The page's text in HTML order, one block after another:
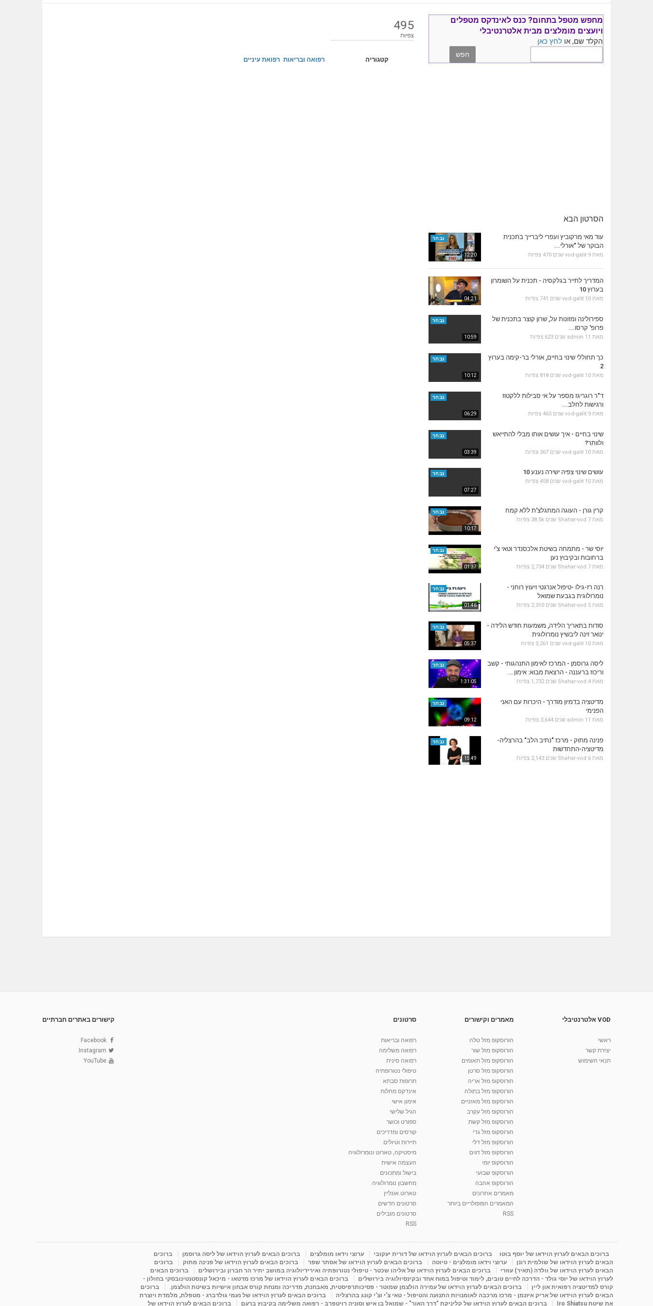
495
צפיות
קטגוריה רפואה ובריאות רפואת עיניים
מחפש מטפל בתחום? כנס לאינדקס מטפלים
ויועצים מומלצים מבית אלטרנטיבלי
הקלד שם, או לחץ כאן
הסרטון הבא
12:20
נבחר
עוד מאי מרקוביץ ועפרי ליברייך בתכנית
הבוקר של "אורלי...
מאת vod-galit 9 שנים 470 צפיות
04:21
המדריך לתייר בגלקסיה - תכנית על השומרון
בערוץ 10
מאת vod-galit 10 שנים 741 צפיות
10:59
נבחר
ספירולינה ומזונות על, שרון קוצר בתכנית של
פרופ' קרסו...
מאת admin 11 שנים 623 צפיות
10:12
נבחר
כך תחוללי שינוי בחיים, אורלי בר-קימה בערוץ
2
מאת vod-galit 10 שנים 818 צפיות
06:29
נבחר
ד"ר רוגריגז מספר על אי סבילות ללקטוז
ורגישות לחלב...
מאת vod-galit 9 שנים 465 צפיות
03:39
נבחר
שינוי בחיים - איך עושים אותו מבלי להתייאש
ולוותר?
מאת vod-galit 10 שנים 367 צפיות
07:27
נבחר עושים שינוי צפיה ישירה נענע 10
מאת vod-galit 10 שנים 458 צפיות
10:17
נבחר קרין גורן - העוגה המתגלצ’ת ללא קמח
מאת Shahar-vod 7 שנים 38.5k צפיות
01:37
נבחר
יוסי שר - מתמחה בשיטת אלכסנדר וטאי צ'י
ברחובות ובקיבוץ נען
מאת Shahar-vod 7 שנים 2,734 צפיות
01:46
נבחר
רנה רז-גילו -טיפול אנרגטי ויעוץ רוחני -
נומרולוגית בגבעת שמואל
מאת Shahar-vod 5 שנים 2,310 צפיות
05:37
נבחר
סודות בתאריך הלידה, משמעות חודש הלידה -
ינואר זינה ליבשיץ נומרולוגית
מאת vod-galit 10 שנים 3,261 צפיות
1:31:05
נבחר
ליסה גרוסמן - המרכז לאימון התנהגותי - קשב
וריכוז ברעננה - הרצאת מבוא: אימון...
מאת Shahar-vod 4 שנים 1,732 צפיות
09:12
נבחר
מדיטציה בדמיון מודרך - היכרות עם האני
הפנימי
מאת admin 11 שנים 3,644 צפיות
15:49
נבחר
פנינה מתוק - מרכז "נתיב הלב" בהרצליה-
מדיטציה-התחדשות
מאת Shahar-vod 6 שנים 2,143 צפיות
VOD אלטרנטיבלי
ראשי
יצירת קשר
תנאי השימוש
מאמרים וקישורים
הורוסקופ מזל טלה
הורוסקופ מזל שור
הורוסקופ מזל תאומים
הורוסקופ מזל סרטן
הורוסקופ מזל אריה
הורוסקופ מזל בתולה
הורוסקופ מזל מאזניים
הורוסקופ מזל עקרב
הורוסקופ מזל קשת
הורוסקופ מזל גדי
הורוסקופ מזל דלי
הורוסקופ מזל דגים
הורוסקופ יומי
הורוסקופ שבועי
הורוסקופ אהבה
מאמרים אחרונים
המאמרים הפופולריים ביותר
RSS
סרטונים
רפואה ובריאות
רפואה משלימה
רפואה סינית
טיפולי נטורופתיה
תרופות סבתא
אינדקס מחלות
אימון אישי
הגיל שלישי
ספורט וכושר
קורסים ומדריכים
תיירות וטיולים
מיסטיקה, טארוט ונומרולוגיה
העצמה אישית
בישול ומתכונים
מחשבון נומרולוגיה
טארוט אונליין
סרטונים חדשים
סרטונים מובילים
RSS
קישורים באתרים חברתיים
Facebook
Instagram
YouTube
ברוכים הבאים לערוץ הוידאו של יוסף בוטו ברוכים הבאים לערוץ הוידאו של דורית יעקובי ערוצי וידאו מומלצים ברוכים הבאים לערוץ הוידאו של ליסה גרוסמן
ברוכים
הבאים לערוץ הוידאו של שולמית רונן
ערוצי וידאו מומלצים - טיוטה ברוכים הבאים לערוץ הוידאו של אסתר שפר ברוכים הבאים לערוץ הוידאו של פנינה מתוק
ברוכים
הבאים לערוץ הוידאו של וולדה (תאיר) עוזרי
ברוכים הבאים לערוץ הוידאו של אליהו שכטר - טיפולי נטורופתיה ואירידיולוגיה במושב יתיר הר חברון ובירושלים
ברוכים הבאים
לערוץ הוידאו של יוסי גולד - הדרכה לחיים טובים, לימוד וטיפול במוח אחד ובקינסיולוגיה בירושלים
ברוכים הבאים לערוץ הוידאו של מרכז מדטאו - מיכאל קונסטנטינובסקי בחולון -
קורס למדיטציה רפואית און ליין
ברוכים הבאים לערוץ הוידאו של עמירה הולצמן שמוטר - פסיכותרפיסטית, מאבחנת, מדריכה ומנחת קורס אבחון אישיות בשיטת הולצמן.
ברוכים
הבאים לערוץ הוידאו של אריק איזנמן - מרכז מרכבה לאומנויות התנועה והטיפול - טאי צ'י וצ'י קונג בהרצליה
ברוכים הבאים לערוץ הוידאו של נעמי גולדברג - מטפלת, מלמדת ויוצרת
את שיטת Iro Shiatsu
ברוכים הבאים לערוץ הוידאו של קליניקת "דרך האור" - שמואל בן איש וסוניה רויטפרב - רפואה משלימה בקיבוץ ברעם ברוכים הבאים לערוץ הוידאו של